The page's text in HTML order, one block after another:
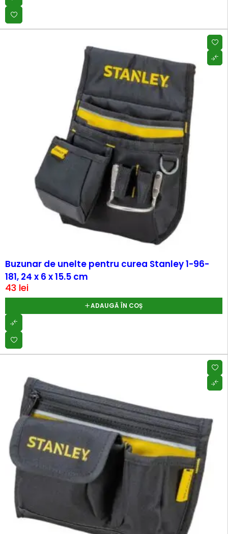
Buzunar de unelte pentru curea Stanley 1-96-
181, 24 x 6 x 15.5 cm
43 lei
ADAUGĂ ÎN COȘ